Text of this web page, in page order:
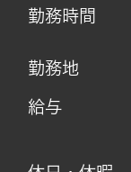
勤務時間
勤務地
給与